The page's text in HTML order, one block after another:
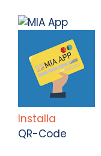
Installa
QR-Code